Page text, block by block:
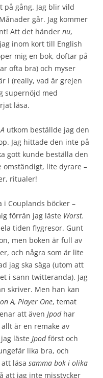
på gång. Jag blir vild
går. Jag kommer
Att det händer nu,
inom kort till English
mig en bok, doftar på
ofta bra) och myser
i (really, vad är grejen
supernöjd med
läsa.
utkom beställde jag den
Jag hittade den inte på
gott kunde beställa den
omständigt, lite dyrare –
ritualer!
i Couplands böcker –
förrän jag läste Worst.
tiden flygresor. Gunt
men boken är full av
och några som är lite
jag ska säga (utom att
i sann twitteranda). Jag
skriver. Men han kan
A, Player One, temat
att även Jpodhar
är en remake av
läste Jpodförst och
lika bra, och
läsa samma bok i olika
att jag inte misstycker